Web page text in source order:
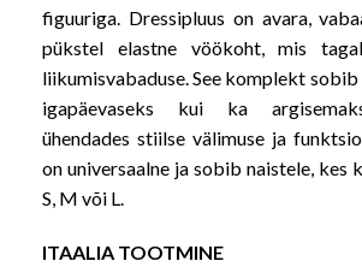
figuuriga. Dressipluus on avara,
pükstel elastne vöökoht, mis
liikumisvabaduse. See komplekt
igapäevaseks kui ka
ühendades stiilse välimuse ja
on universaalne ja sobib naistele, kes
S, M või L.
ITAALIA TOOTMINE